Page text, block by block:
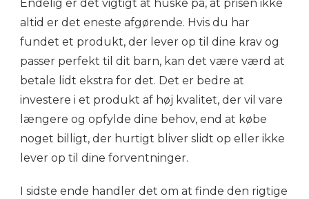
Endelig er det vigtigt at huske på, at prisen ikke
altid er det eneste afgørende. Hvis du har
fundet et produkt, der lever op til dine krav og
passer perfekt til dit barn, kan det være værd at
betale lidt ekstra for det. Det er bedre at
investere i et produkt af høj kvalitet, der vil vare
længere og opfylde dine behov, end at købe
noget billigt, der hurtigt bliver slidt op eller ikke
lever op til dine forventninger.
I sidste ende handler det om at finde den rigtige